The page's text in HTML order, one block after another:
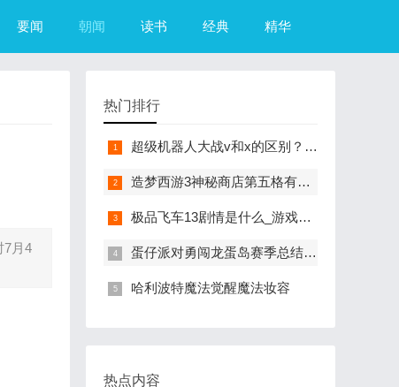
要闻 朝闻 读书 经典 精华
7月4
热门排行
超级机器人大战v和x的区别？（超级机器人大战R）
造梦西游3神秘商店第五格有什么？（造梦西游3摇光石）
极品飞车13剧情是什么_游戏？（极品飞车13中文版）
蛋仔派对勇闯龙蛋岛赛季总结来咯
哈利波特魔法觉醒魔法妆容
热点内容